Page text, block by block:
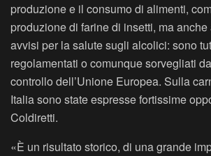
produzione e il consumo di alimenti,
produzione di farine di insetti, ma
avvisi per la salute sugli alcolici: sono
regolamentati o comunque sorvegliati
controllo dell’Unione Europea. Sulla
Italia sono state espresse fortissime
Coldiretti.
«È un risultato storico, di una grande